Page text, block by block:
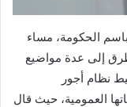
الحكومة، مساء
إلى عدة مواضيع
نظام أجور
العمومية، حيث قال